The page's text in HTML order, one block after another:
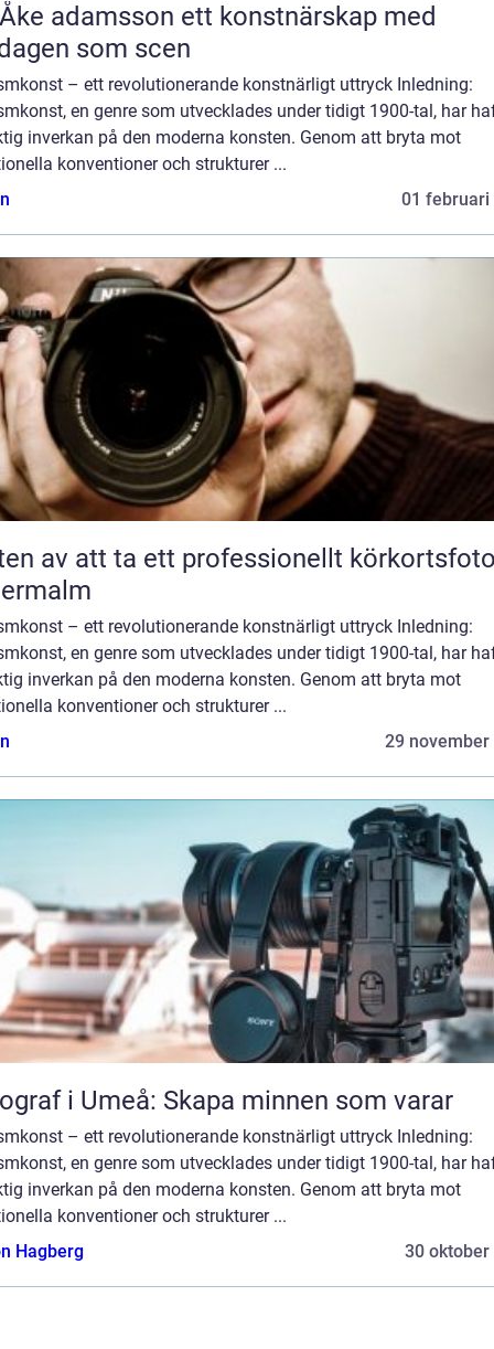
ett konstnärskap med
som scen
– ett revolutionerande konstnärligt uttryck Inledning:
en genre som utvecklades under tidigt 1900-tal, har
inverkan på den moderna konsten. Genom att bryta mot
konventioner och strukturer ...
01 februari
av att ta ett professionellt
– ett revolutionerande konstnärligt uttryck Inledning:
en genre som utvecklades under tidigt 1900-tal, har
inverkan på den moderna konsten. Genom att bryta mot
konventioner och strukturer ...
29 november
i Umeå: Skapa minnen som varar
– ett revolutionerande konstnärligt uttryck Inledning:
en genre som utvecklades under tidigt 1900-tal, har
inverkan på den moderna konsten. Genom att bryta mot
konventioner och strukturer ...
Hagberg
30 oktober